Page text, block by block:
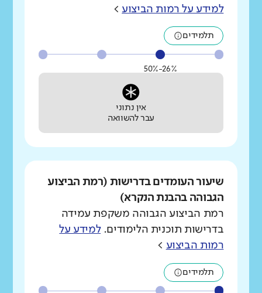
למידע על רמות הביצוע >
תלמידים
26%-50%
אין נתוני
עבר להשוואה
שיעור העומדים בדרישות (רמת הביצוע
הגבוהה בהבנת הנקרא)
רמת הביצוע הגבוהה משקפת עמידה
בדרישות תוכנית הלימודים.למידע על
רמות הביצוע >
תלמידים